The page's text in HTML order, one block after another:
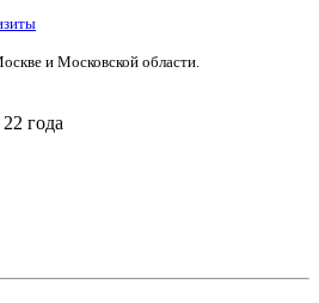
и Московской области.